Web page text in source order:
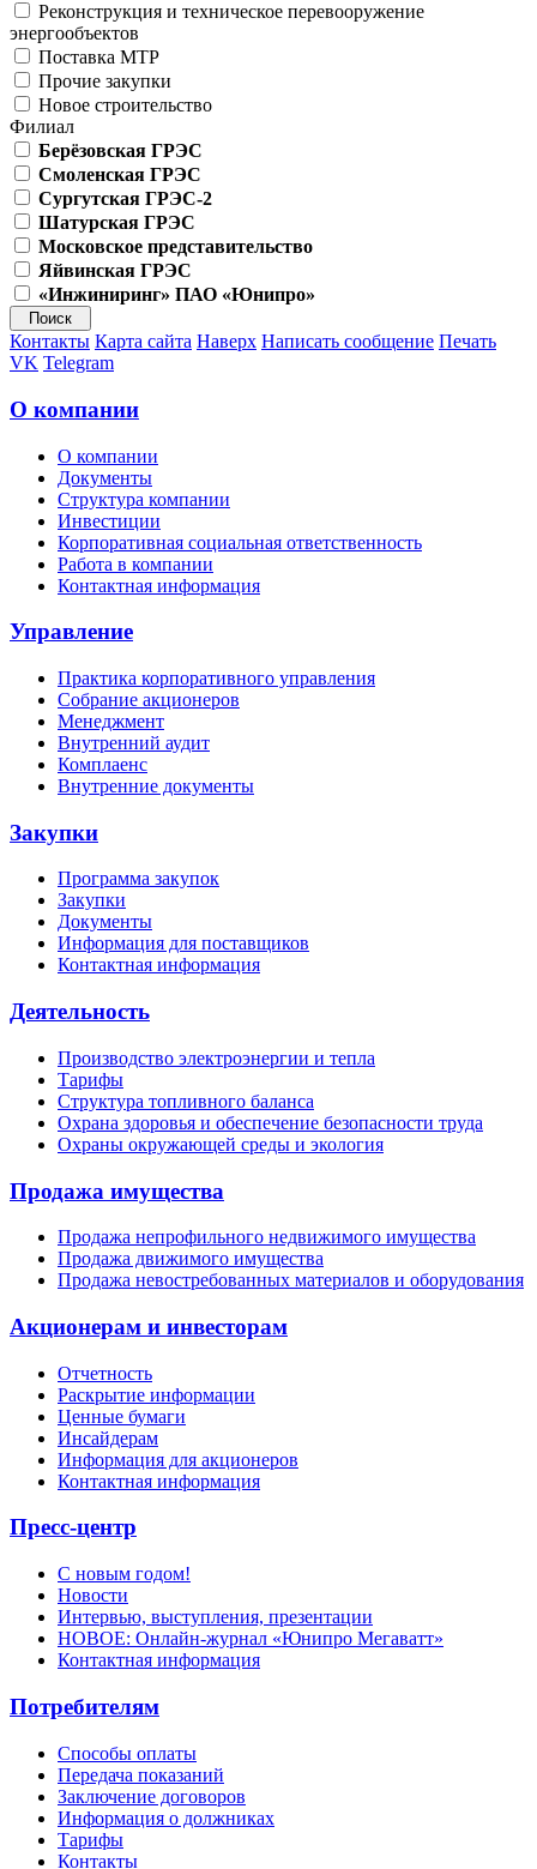
Реконструкция и техническое перевооружение
энергообъектов
Поставка МТР
Прочие закупки
Новое строительство
Филиал
Берёзовская ГРЭС
Смоленская ГРЭС
Сургутская ГРЭС-2
Шатурская ГРЭС
Московское представительство
Яйвинская ГРЭС
«Инжиниринг» ПАО «Юнипро»
Контакты Карта сайта Наверх Написать сообщение Печать
VK Telegram
О компании
О компании
Документы
Структура компании
Инвестиции
Корпоративная социальная ответственность
Работа в компании
Контактная информация
Управление
Практика корпоративного управления
Собрание акционеров
Менеджмент
Внутренний аудит
Комплаенс
Внутренние документы
Закупки
Программа закупок
Закупки
Документы
Информация для поставщиков
Контактная информация
Деятельность
Производство электроэнергии и тепла
Тарифы
Структура топливного баланса
Охрана здоровья и обеспечение безопасности труда
Охраны окружающей среды и экология
Продажа имущества
Продажа непрофильного недвижимого имущества
Продажа движимого имущества
Продажа невостребованных материалов и оборудования
Акционерам и инвесторам
Отчетность
Раскрытие информации
Ценные бумаги
Инсайдерам
Информация для акционеров
Контактная информация
Пресс-центр
С новым годом!
Новости
Интервью, выступления, презентации
НОВОЕ: Онлайн-журнал «Юнипро Мегаватт»
Контактная информация
Потребителям
Способы оплаты
Передача показаний
Заключение договоров
Информация о должниках
Тарифы
Контакты